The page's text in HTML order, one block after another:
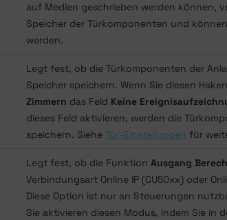
auf Medien geschrieben werden können,
Speicher der Türkomponenten und
werden.
Legt fest, ob die Türkomponenten der
Speicher speichern. Wenn Sie diesen
Zimmern das Feld Keine
dieses Feld aktivieren, werden die
speichern. Siehe Tür-Einstellungen für
Legt fest, ob die Funktion Ausgang
Verbindungsart Online IP (CU50xx) oder
Diese Option ist nur an Steuerungen
Sie aktivieren diesen Modus, indem Sie in